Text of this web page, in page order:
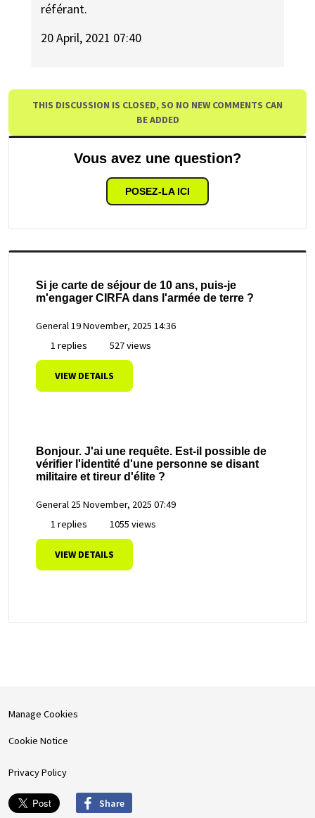
référant.
20 April, 2021 07:40
THIS DISCUSSION IS CLOSED, SO NO NEW COMMENTS CAN
BE ADDED
Vous avez une question?
POSEZ-LA ICI
Si je carte de séjour de 10 ans, puis-je
m'engager CIRFA dans l'armée de terre ?
General19 November, 2025 14:36
1 replies
527 views
VIEW DETAILS
Bonjour. J'ai une requête. Est-il possible de
vérifier l'identité d'une personne se disant
militaire et tireur d'élite ?
General 25 November, 2025 07:49
1 replies
1055 views
VIEW DETAILS
Manage Cookies
Cookie Notice
Privacy Policy
Share